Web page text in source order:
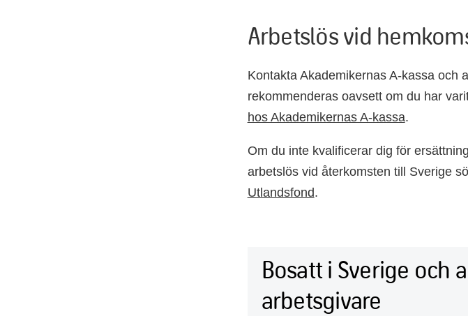
Arbetslös vid
Kontakta Akademikernas A-kassa och
rekommenderas oavsett om du har
hos Akademikernas A-kassa.
Om du inte kvalificerar dig för
arbetslös vid återkomsten till Sverige
Utlandsfond.
Bosatt i Sverige och
arbetsgivare